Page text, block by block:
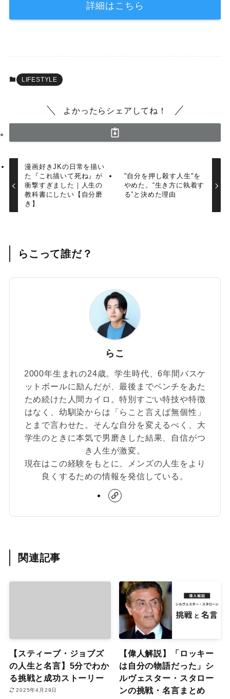
詳細はこちら
LIFESTYLE
よかったらシェアしてね！
漫画好きJKの日常を描い
た『これ描いて死ね』が
衝撃すぎました｜人生の
教科書にしたい【自分磨
き】
"自分を押し殺す人生"を
やめた。“生き方に執着す
る”と決めた理由
らこって誰だ？
らこ
2000年生まれの24歳。学生時代、6年間バスケ
ットボールに励んだが、最後までベンチをあた
ため続けた人間カイロ。特別すごい特技や特徴
はなく、幼馴染からは「らこと言えば無個性」
とまで言わせた。そんな自分を変えるべく、大
学生のときに本気で男磨きした結果、自信がつ
き人生が激変。
現在はこの経験をもとに、メンズの人生をより
良くするための情報を発信している。
関連記事
【スティーブ・ジョブズ
の人生と名言】5分でわか
る挑戦と成功ストーリー
2025年4月29日
【偉人解説】「ロッキー
は自分の物語だった」シ
ルヴェスター・スタロー
ンの挑戦・名言まとめ